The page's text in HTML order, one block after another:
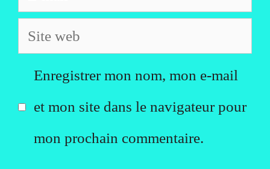
mail
Site
Enregistrer mon nom, mon e-mail
et mon site dans le navigateur pour
mon prochain commentaire.